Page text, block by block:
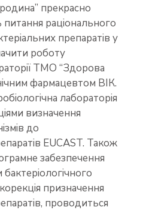
прекрасно
раціонального
препаратів у
роботу
ТМО “Здорова
фармацевтом ВІК.
лабораторія
визначення
до
EUCAST. Також
забезпечення
призначення
проводиться